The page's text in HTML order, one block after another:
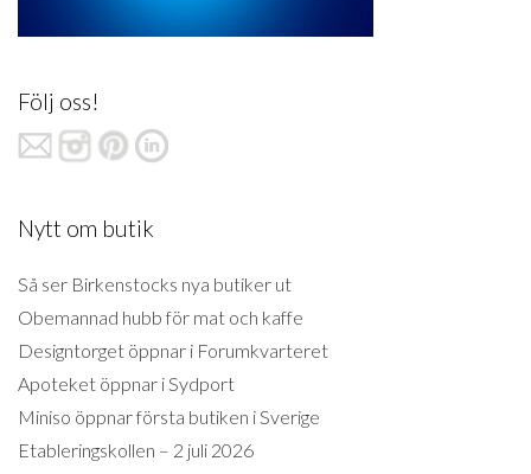
Följ oss!
Nytt om butik
Så ser Birkenstocks nya butiker ut
Obemannad hubb för mat och kaffe
Designtorget öppnar i Forumkvarteret
Apoteket öppnar i Sydport
Miniso öppnar första butiken i Sverige
Etableringskollen – 2 juli 2026